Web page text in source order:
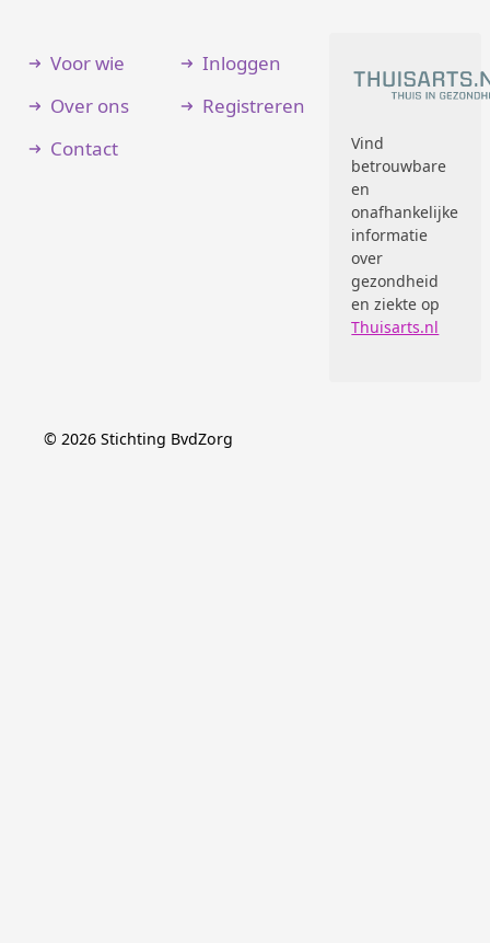
Voor wie
Over ons
Contact
Inloggen
Registreren
Vind
betrouwbare
en
onafhankelijke
informatie
over
gezondheid
en ziekte op
Thuisarts.nl
© 2026 Stichting BvdZorg